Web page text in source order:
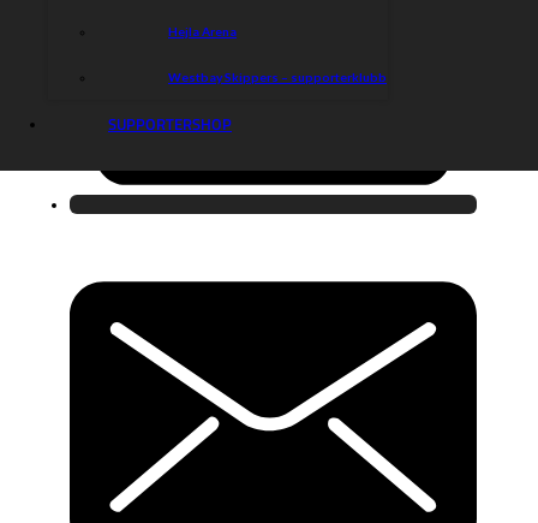
Hejla Arena
Westbay Skippers – supporterklubb
SUPPORTERSHOP